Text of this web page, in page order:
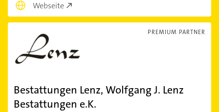
Webseite
PREMIUM PARTNER
Bestattungen Lenz, Wolfgang J. Lenz
Bestattungen e.K.